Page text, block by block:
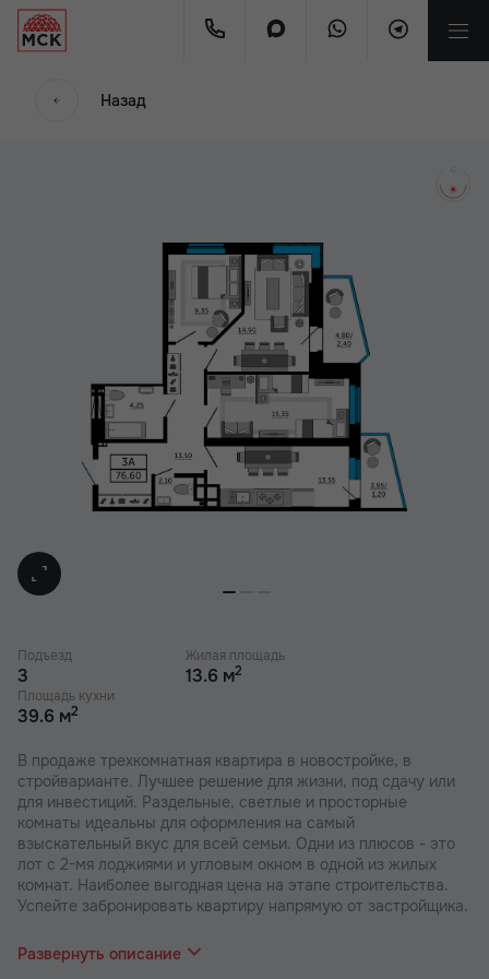
Назад
Подъезд
3
Жилая площадь
13.6 м2
Площадь кухни
39.6 м2
В продаже трехкомнатная квартира в новостройке, в
стройварианте. Лучшее решение для жизни, под сдачу или
для инвестиций. Раздельные, светлые и просторные
комнаты идеальны для оформления на самый
взыскательный вкус для всей семьи. Одни из плюсов - это
лот с 2-мя лоджиями и угловым окном в одной из жилых
комнат. Наиболее выгодная цена на этапе строительства.
Успейте забронировать квартиру напрямую от застройщика.
отделе продаж вас проконсультируют по актуальным
предложениям.
Развернуть описание